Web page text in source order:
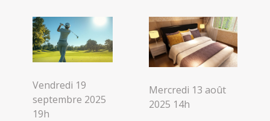
Vendredi 19
septembre 2025
19h
Mercredi 13 août
2025 14h